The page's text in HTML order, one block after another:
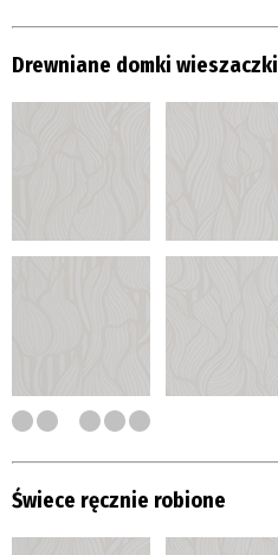
Drewniane domki wieszaczki
Świece ręcznie robione